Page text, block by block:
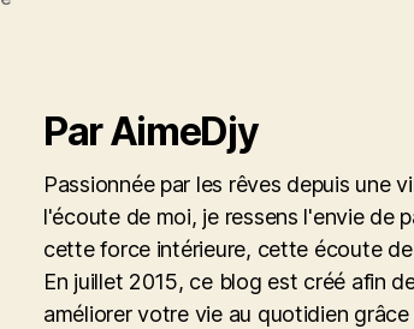
Par AimeDjy
Passionnée par les rêves depuis une
l'écoute de moi, je ressens l'envie de
cette force intérieure, cette écoute de
En juillet 2015, ce blog est créé afin
améliorer votre vie au quotidien